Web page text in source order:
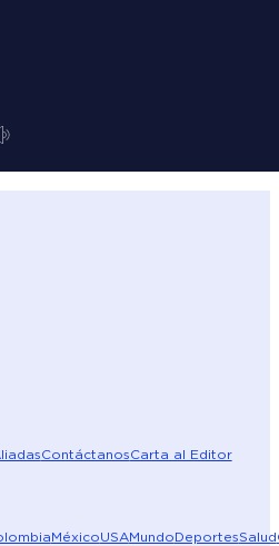
ContáctanosCarta al Editor
MéxicoUSAMundoDeportesSalud